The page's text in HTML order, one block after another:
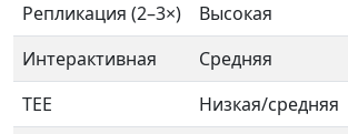
Репликация (2–3×)
Высокая
Интерактивная
Средняя
TEE
Низкая/средняя